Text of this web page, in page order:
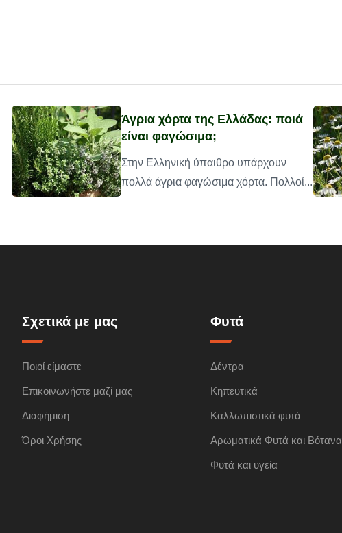
Άγρια χόρτα της Ελλάδας: ποιά
είναι φαγώσιμα;
Στην Ελληνική ύπαιθρο υπάρχουν
πολλά άγρια φαγώσιμα χόρτα. Πολλοί...
Σχετικά με μας
Ποιοί είμαστε
Επικοινωνήστε μαζί μας
Διαφήμιση
Όροι Χρήσης
Φυτά
Δέντρα
Κηπευτικά
Καλλωπιστικά φυτά
Αρωματικά Φυτά και Βότανα
Φυτά και υγεία